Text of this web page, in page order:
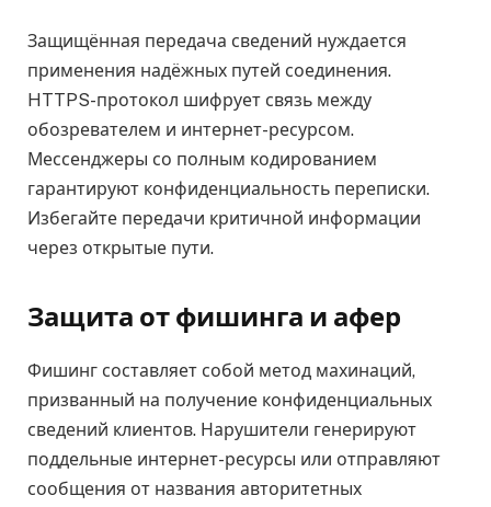
Защищённая передача сведений нуждается
применения надёжных путей соединения.
HTTPS-протокол шифрует связь между
обозревателем и интернет-ресурсом.
Мессенджеры со полным кодированием
гарантируют конфиденциальность переписки.
Избегайте передачи критичной информации
через открытые пути.
Защита от фишинга и афер
Фишинг составляет собой метод махинаций,
призванный на получение конфиденциальных
сведений клиентов. Нарушители генерируют
поддельные интернет-ресурсы или отправляют
сообщения от названия авторитетных